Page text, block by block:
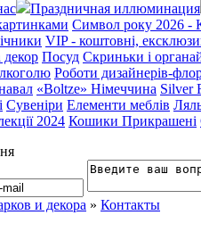
Праздничная иллюминация
Символ року 2026 -
VIP - коштовні,
декор Посуд Скриньки і
Роботи дизайнерів-
«Boltze» Німеччина Silver
Сувеніри Елементи меблів
2024 Кошики Прикрашені
и декора » Контакты